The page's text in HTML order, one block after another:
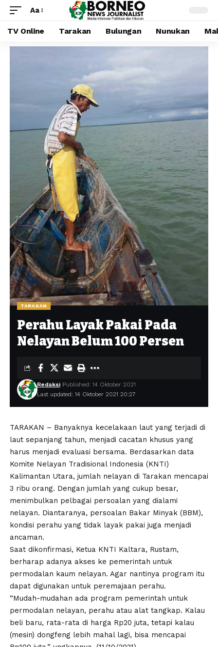
Aa
TV Online Tarakan Bulungan Nunukan
TARAKAN
Perahu Layak Pakai Pada
Nelayan Belum 100 Persen
Last updated: 14 Oktober 2021 20:27
Redaksi Published: 14 Oktober 2021
TARAKAN – Banyaknya kecelakaan laut yang terjadi di
laut sepanjang tahun, menjadi cacatan khusus yang
harus menjadi evaluasi bersama. Berdasarkan data
Komite Nelayan Tradisional Indonesia (KNTI)
Kalimantan Utara, jumlah nelayan di Tarakan mencapai
3 ribu orang. Dengan jumlah yang cukup besar,
menimbulkan pelbagai persoalan yang dialami
nelayan. Diantaranya, persoalan Bakar Minyak (BBM),
kondisi perahu yang tidak layak pakai juga menjadi
ancaman.
Saat dikonfirmasi, Ketua KNTI Kaltara, Rustam,
berharap adanya akses ke pemerintah untuk
permodalan kaum nelayan. Agar nantinya program itu
dapat digunakan untuk peremajaan perahu.
“Mudah-mudahan ada program pemerintah untuk
permodalan nelayan, perahu atau alat tangkap. Kalau
beli baru, rata-rata di harga Rp20 juta, tetapi kalau
(mesin) dongfeng lebih mahal lagi, bisa mencapai